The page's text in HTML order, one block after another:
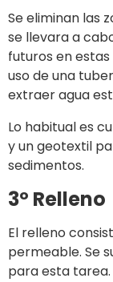
Se eliminan las
se llevara a
futuros en
uso de una
extraer agua
Lo habitual es
y un geotextil
sedimentos.
3º Relleno
El relleno
permeable. Se
para esta tarea.